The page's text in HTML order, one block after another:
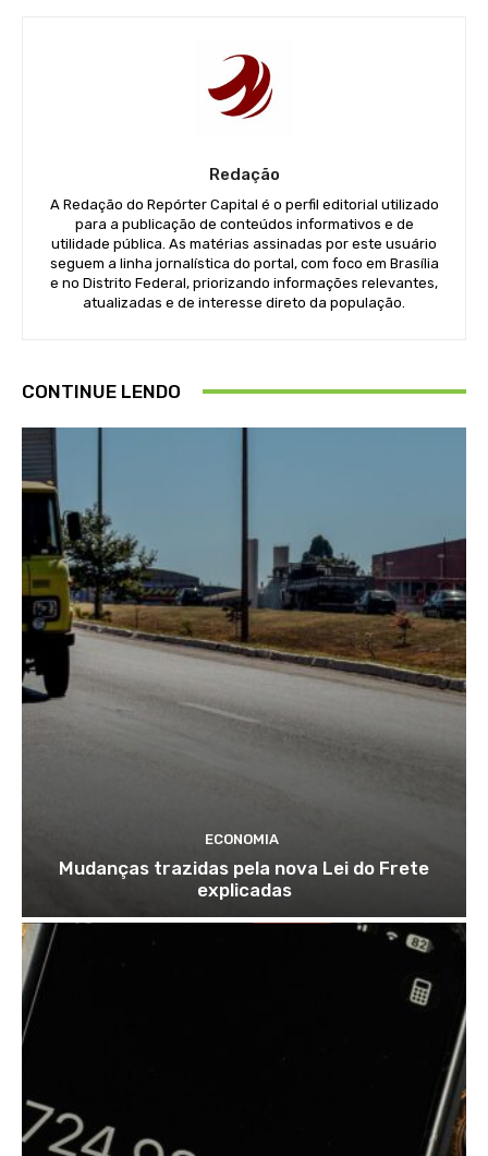
Redação
A Redação do Repórter Capital é o perfil editorial utilizado
para a publicação de conteúdos informativos e de
utilidade pública. As matérias assinadas por este usuário
seguem a linha jornalística do portal, com foco em Brasília
e no Distrito Federal, priorizando informações relevantes,
atualizadas e de interesse direto da população.
CONTINUE LENDO
ECONOMIA
Mudanças trazidas pela nova Lei do Frete
explicadas